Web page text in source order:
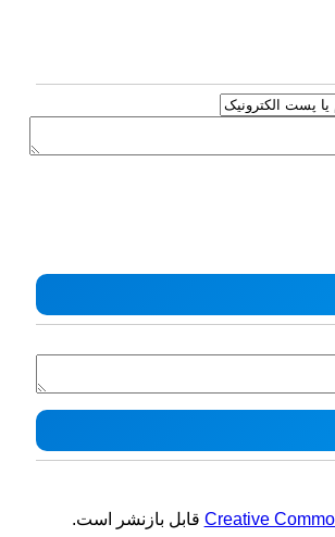
Creative قابل بازنشر است.